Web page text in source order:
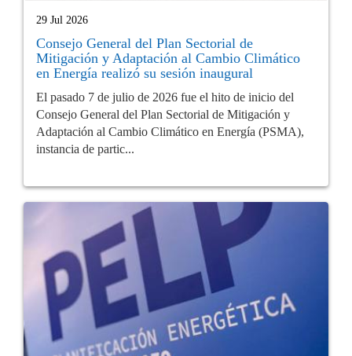
29 Jul 2026
Consejo General del Plan Sectorial de
Mitigación y Adaptación al Cambio Climático
en Energía realizó su sesión inaugural
El pasado 7 de julio de 2026 fue el hito de inicio del
Consejo General del Plan Sectorial de Mitigación y
Adaptación al Cambio Climático en Energía (PSMA),
instancia de partic...